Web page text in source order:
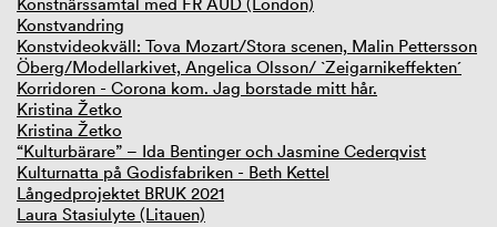
Konstvandring
Konstvideokväll: Tova Mozart/Stora scenen, Malin Pettersson
Öberg/Modellarkivet, Angelica Olsson/ `Zeigarnikeffekten´
Korridoren - Corona kom. Jag borstade mitt hår.
Kristina Žetko
Kristina Žetko
“Kulturbärare” – Ida Bentinger och Jasmine Cederqvist
Kulturnatta på Godisfabriken - Beth Kettel
Långedprojektet BRUK 2021
Laura Stasiulyte (Litauen)